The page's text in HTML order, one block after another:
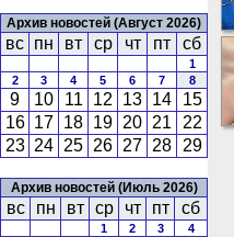
Архив новостей (Август 2026)
вс пн вт ср чт пт сб
1
2
3 4 5 6 7 8
9 10 11 12 13 14
15
16 17 18 19 20 21
22
23 24 25 26 27 28 29
Архив новостей (Июль 2026)
вс пн вт ср чт пт сб
1 2 3
4